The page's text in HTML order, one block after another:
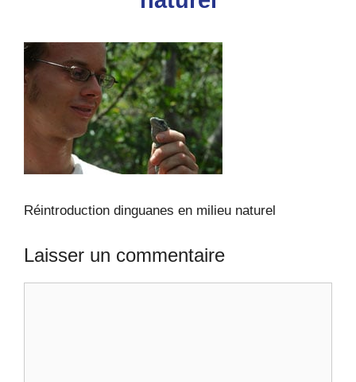
Réintroduction dinguanes en milieu naturel
Laisser un commentaire